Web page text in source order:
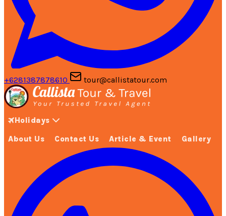
+6281387878610 tour@callistatour.com
Holidays
About Us Contact Us Article & Event Gallery